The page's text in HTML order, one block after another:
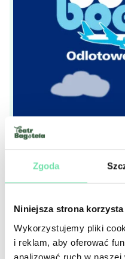
Zgoda
Niniejsza strona
Wykorzystujemy pliki
i reklam, aby oferować
analizować ruch w
Boeing,
Odlotowe